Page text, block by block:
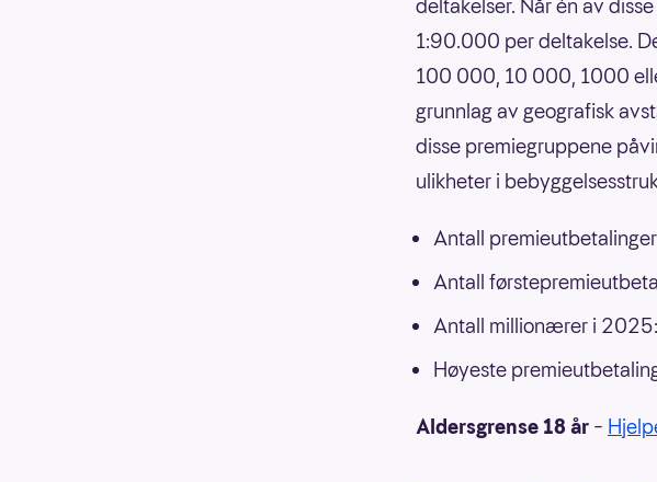
deltakelser. Når én av
1:90.000 per deltakelse.
100 000, 10 000, 1000
grunnlag av geografisk
disse premiegruppene
ulikheter i
Antall
Antall
Antall millionærer i 2025:
Høyeste
Aldersgrense 18 år –